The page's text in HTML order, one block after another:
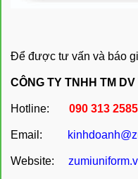
Để được tư vấn và báo
CÔNG TY TNHH TM
Hotline: 090 313
Email:
Website: